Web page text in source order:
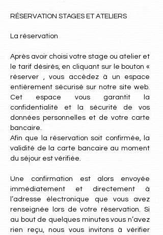
RÉSERVATION STAGES ET ATELIERS
La réservation
Après avoir choisi votre stage ou atelier et
le tarif désirés, en cliquant sur le bouton «
réserver , vous accèdez à un espace
entièrement sécurisé sur notre site web.
Cet espace vous garantit la
confidentialité et la sécurité de vos
données personnelles et de votre carte
bancaire.
Afin que la réservation soit confirmée, la
validité de la carte bancaire au moment
du séjour est vérifiée.
Une confirmation est alors envoyée
immédiatement et directement à
l’adresse électronique que vous avez
renseignée lors de votre réservation. Si
au bout de quelques minutes vous n’avez
rien reçu, nous vous invitons à vérifier